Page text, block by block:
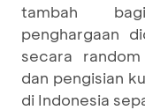
tambah
penghargaan
secara
dan pengisian
di Indonesia